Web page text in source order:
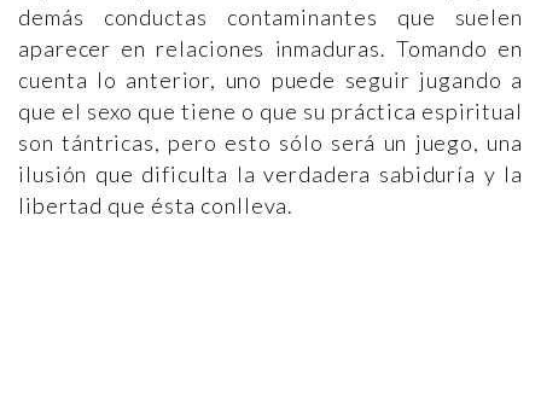
demás conductas contaminantes que suelen
aparecer en relaciones inmaduras. Tomando en
cuenta lo anterior, uno puede seguir jugando a
que el sexo que tiene o que su práctica espiritual
son tántricas, pero esto sólo será un juego, una
ilusión que dificulta la verdadera sabiduría y la
libertad que ésta conlleva.